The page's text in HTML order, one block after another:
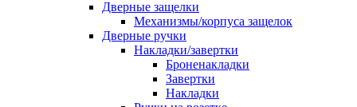
Дверные защелки
Механизмы/корпуса защелок
Дверные ручки
Накладки/завертки
Броненакладки
Завертки
Накладки